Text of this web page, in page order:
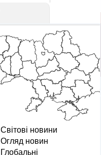
Світові новини
Огляд новин
Глобальні